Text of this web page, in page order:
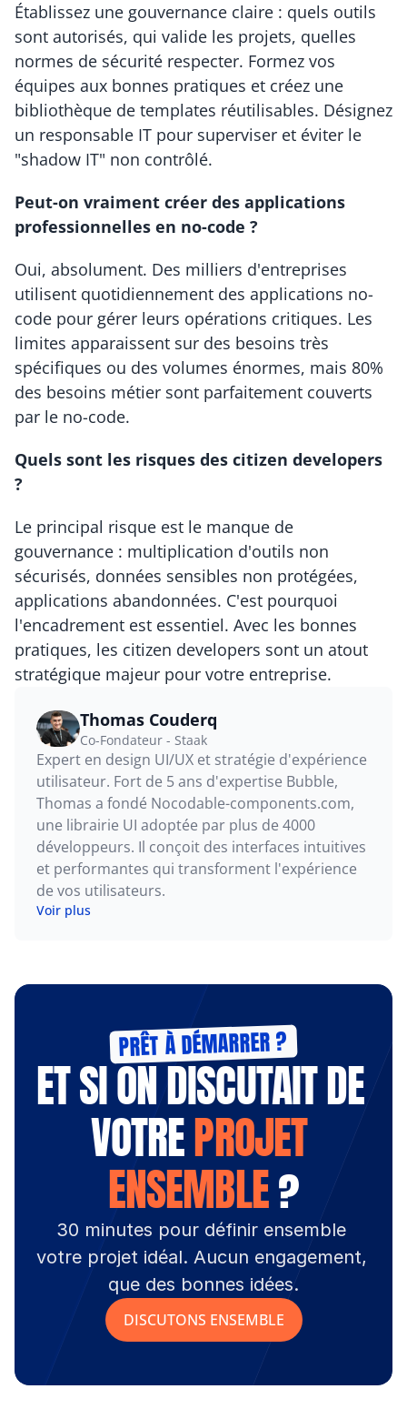
Établissez une gouvernance claire : quels outils
sont autorisés, qui valide les projets, quelles
normes de sécurité respecter. Formez vos
équipes aux bonnes pratiques et créez une
bibliothèque de templates réutilisables. Désignez
un responsable IT pour superviser et éviter le
"shadow IT" non contrôlé.
Peut-on vraiment créer des applications
professionnelles en no-code ?
Oui, absolument. Des milliers d'entreprises
utilisent quotidiennement des applications no-
code pour gérer leurs opérations critiques. Les
limites apparaissent sur des besoins très
spécifiques ou des volumes énormes, mais 80%
des besoins métier sont parfaitement couverts
par le no-code.
Quels sont les risques des citizen developers
?
Le principal risque est le manque de
gouvernance : multiplication d'outils non
sécurisés, données sensibles non protégées,
applications abandonnées. C'est pourquoi
l'encadrement est essentiel. Avec les bonnes
pratiques, les citizen developers sont un atout
stratégique majeur pour votre entreprise.
Thomas Couderq
Co-Fondateur - Staak
Expert en design UI/UX et stratégie d'expérience
utilisateur. Fort de 5 ans d'expertise Bubble,
Thomas a fondé Nocodable-components.com,
une librairie UI adoptée par plus de 4000
développeurs. Il conçoit des interfaces intuitives
et performantes qui transforment l'expérience
de vos utilisateurs.
Voir plus
PRÊT À DÉMARRER ?
ET SI ON DISCUTAIT DE
VOTRE PROJET
ENSEMBLE ?
30 minutes pour définir ensemble
votre projet idéal. Aucun engagement,
que des bonnes idées.
DISCUTONS ENSEMBLE